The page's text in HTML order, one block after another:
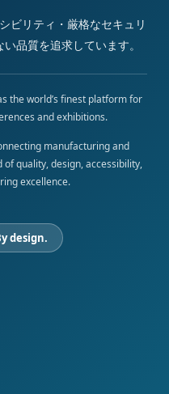
ビリティ・厳格なセキュリ
品質を追求しています。
the world’s finest platform for
and exhibitions.
manufacturing and
quality, design, accessibility,
excellence.
design.